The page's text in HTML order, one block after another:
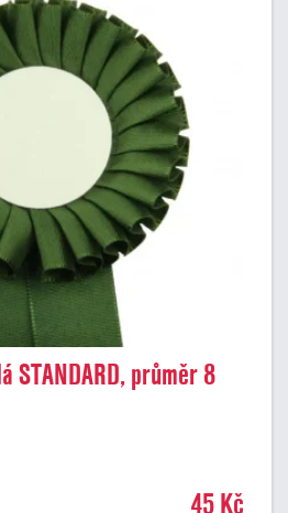
STANDARD, průměr 8
45 Kč